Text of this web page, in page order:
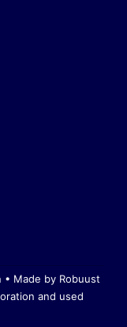
• Made by Robuust
and used